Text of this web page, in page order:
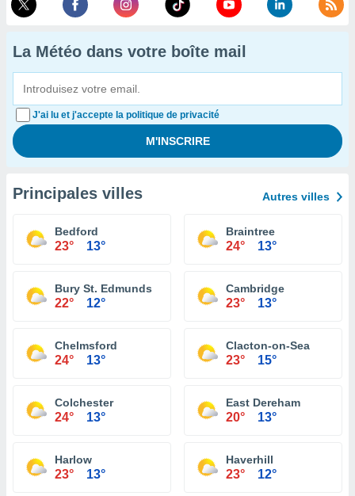
La Météo dans votre boîte mail
J'ai lu et j'accepte la politique de privacité
Principales villes Autres villes
Bedford
23° 13°
Braintree
24° 13°
Bury St. Edmunds
22° 12°
Cambridge
23° 13°
Chelmsford
24° 13°
Clacton-on-Sea
23° 15°
Colchester
24° 13°
East Dereham
20° 13°
Harlow
23° 13°
Haverhill
23° 12°